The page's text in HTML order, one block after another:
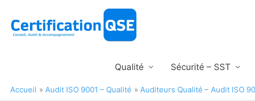
contenu
Qualité Sécurité – SST
Accueil Audit ISO 9001 – Qualité Auditeurs Qualité – Audit ISO